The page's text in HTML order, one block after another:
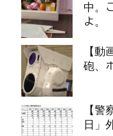
中。
よ。
【動
砲、
【警
日」